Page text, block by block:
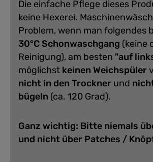
Die einfache Pflege dieses
keine Hexerei.
Problem, wenn man folgendes
30°C Schonwaschgang (keine
Reinigung), am besten "auf
möglichst keinen Weichspüler
nicht in den Trockner und
bügeln (ca. 120 Grad).
Ganz wichtig: Bitte niemals
und nicht über Patches /